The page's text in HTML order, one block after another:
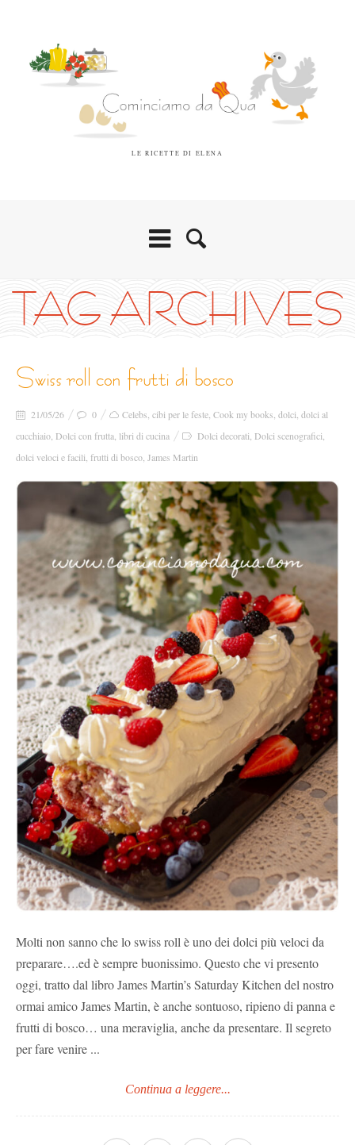
LE RICETTE DI ELENA
TAG ARCHIVES
swiss roll con frutti di bosco
21/05/26 0 Celebs cibi per le feste Cook my books dolci dolci al
cucchiaio Dolci con frutta libri di cucina Dolci decorati Dolci scenografici
dolci veloci e facili frutti di bosco James Martin
Molti non sanno che lo swiss roll è uno dei dolci più veloci da
preparare….ed è sempre buonissimo. Questo che vi presento
oggi, tratto dal libro James Martin’s Saturday Kitchen del nostro
ormai amico James Martin, è anche sontuoso, ripieno di panna e
frutti di bosco… una meraviglia, anche da presentare. Il segreto
per fare venire ...
Continua a leggere...